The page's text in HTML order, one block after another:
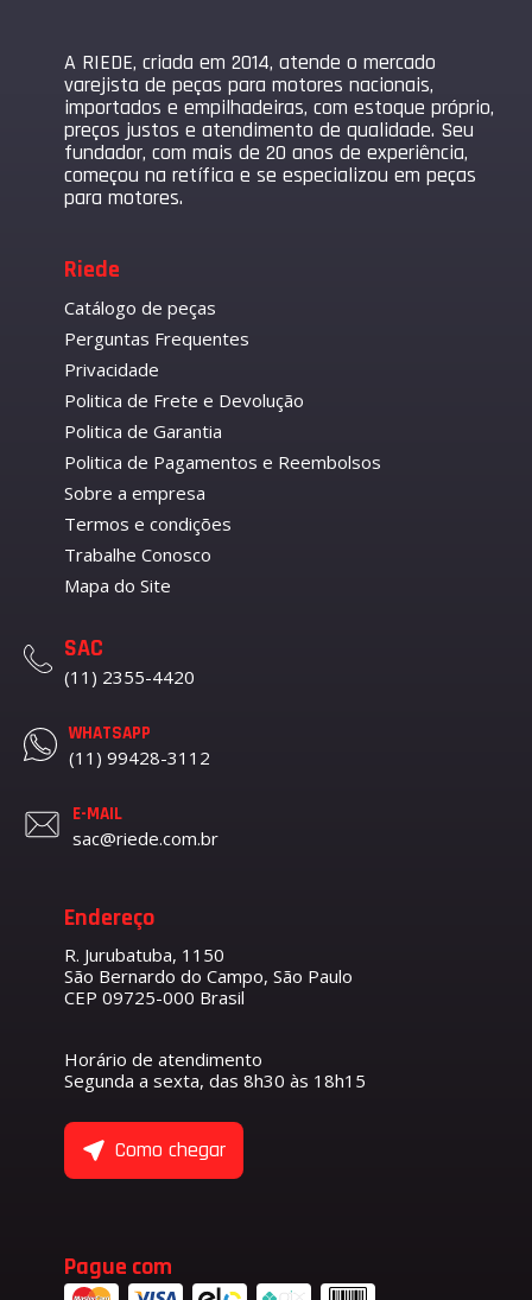
A RIEDE, criada em 2014, atende o mercado
varejista de peças para motores nacionais,
importados e empilhadeiras, com estoque próprio,
preços justos e atendimento de qualidade. Seu
fundador, com mais de 20 anos de experiência,
começou na retífica e se especializou em peças
para motores.
Riede
Catálogo de peças
Perguntas Frequentes
Privacidade
Politica de Frete e Devolução
Politica de Garantia
Politica de Pagamentos e Reembolsos
Sobre a empresa
Termos e condições
Trabalhe Conosco
Mapa do Site
SAC
(11) 2355-4420
WHATSAPP
(11) 99428-3112
E-MAIL
sac@riede.com.br
Endereço
R. Jurubatuba, 1150
São Bernardo do Campo, São Paulo
CEP 09725-000 Brasil
Horário de atendimento
Segunda a sexta, das 8h30 às 18h15
Como chegar
Pague com